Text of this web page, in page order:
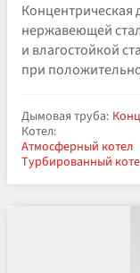
Концентрическая
нержавеющей
и влагостойкой
при
Дымовая труба:
Котел:
Атмосферный котел
Турбированный